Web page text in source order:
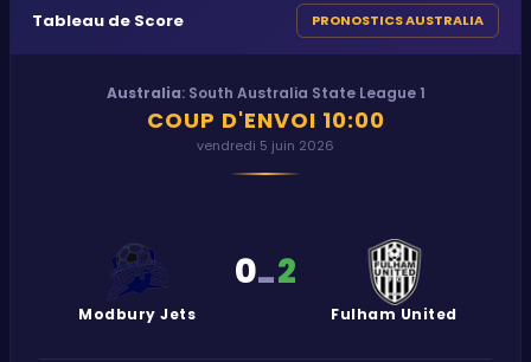
Tableau de Score PRONOSTICS AUSTRALIA
Australia: South Australia State League 1
COUP D'ENVOI 10:00
vendredi 5 juin 2026
Modbury Jets
0-2
Fulham United